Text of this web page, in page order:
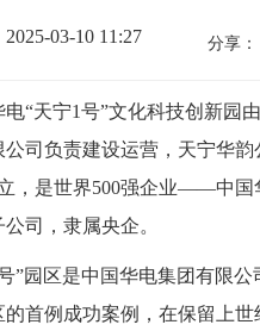
03-10 11:27 分享：
电“天宁1号”文化科技创新园
司负责建设运营，天宁华韵
，是世界500强企业——中国
司，隶属央企。
”园区是中国华电集团有限公
的首例成功案例，在保留上世